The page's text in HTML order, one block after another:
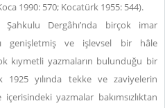
1990: 570; Kocatürk 1955: 544).
Dergâhı’nda birçok imar
genişletmiş ve işlevsel bir hâle
kıymetli yazmaların bulunduğu bir
1925 yılında tekke ve zaviyelerin
yazmalar bakımsızlıktan